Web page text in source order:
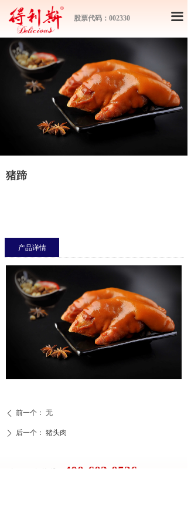
股票代码：002330 끀
ꄲ 后一个： 猪头肉
ꄴ 前一个： 无
产品详情
猪蹄
400-603-0536